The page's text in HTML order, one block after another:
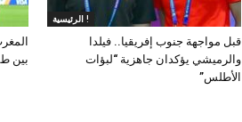
بين
الرئيسية !
قبل مواجهة جنوب إفريقيا.. فيلدا
والرميشي يؤكدان جاهزية “لبؤات
الأطلس”